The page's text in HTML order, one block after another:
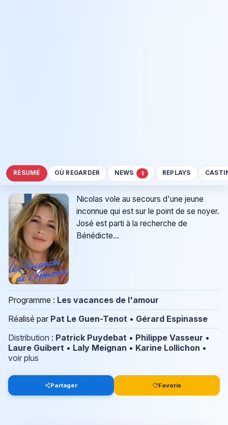
RÉSUMÉ OÙ REGARDER NEWS 1 REPLAYS
Nicolas vole au secours d'une jeune
inconnue qui est sur le point de se noyer.
José est parti à la recherche de
Bénédicte...
Programme : Les vacances de l'amour
Réalisé par Pat Le Guen-Tenot • Gérard Espinasse
Distribution : Patrick Puydebat • Philippe Vasseur •
Laure Guibert • Laly Meignan • Karine Lollichon •
voir plus
Partager Favoris